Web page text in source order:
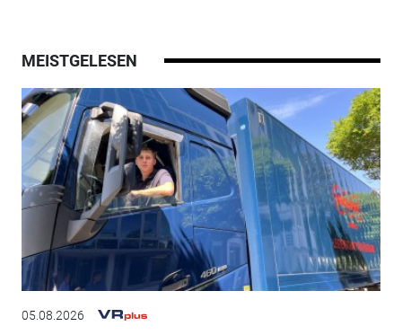
MEISTGELESEN
05.08.2026